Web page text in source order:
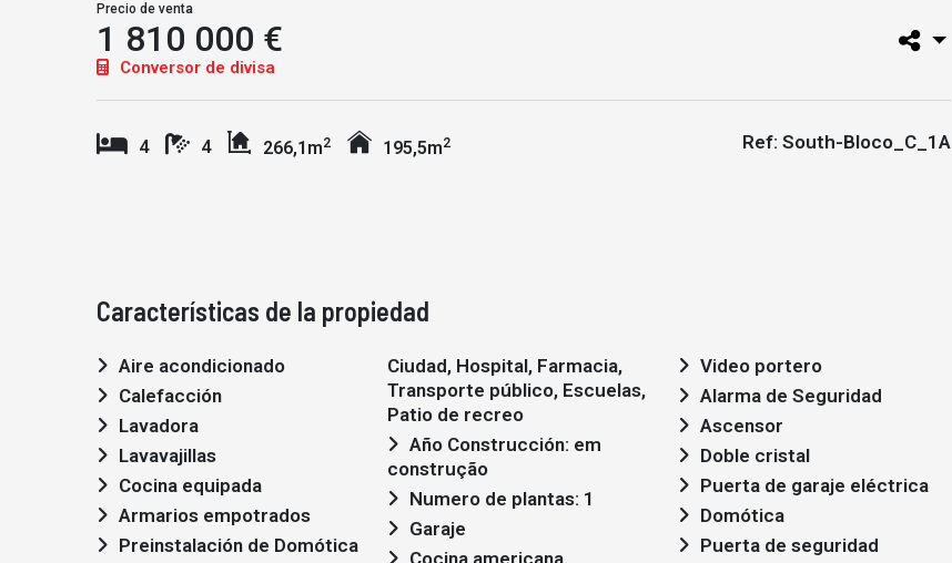
Precio de venta
1 810 000 €
Conversor de divisa
4 4 266,1m2 195,5m2 Ref: South-Bloco_C_1A
Características de la propiedad
Aire acondicionado
Calefacción
Lavadora
Lavavajillas
Cocina equipada
Armarios empotrados
Preinstalación de Domótica
Ciudad, Hospital, Farmacia,
Transporte público, Escuelas,
Patio de recreo
construção
Numero de plantas: 1
Garaje
Video portero
Alarma de Seguridad
Ascensor
Doble cristal
Puerta de garaje eléctrica
Domótica
Puerta de seguridad